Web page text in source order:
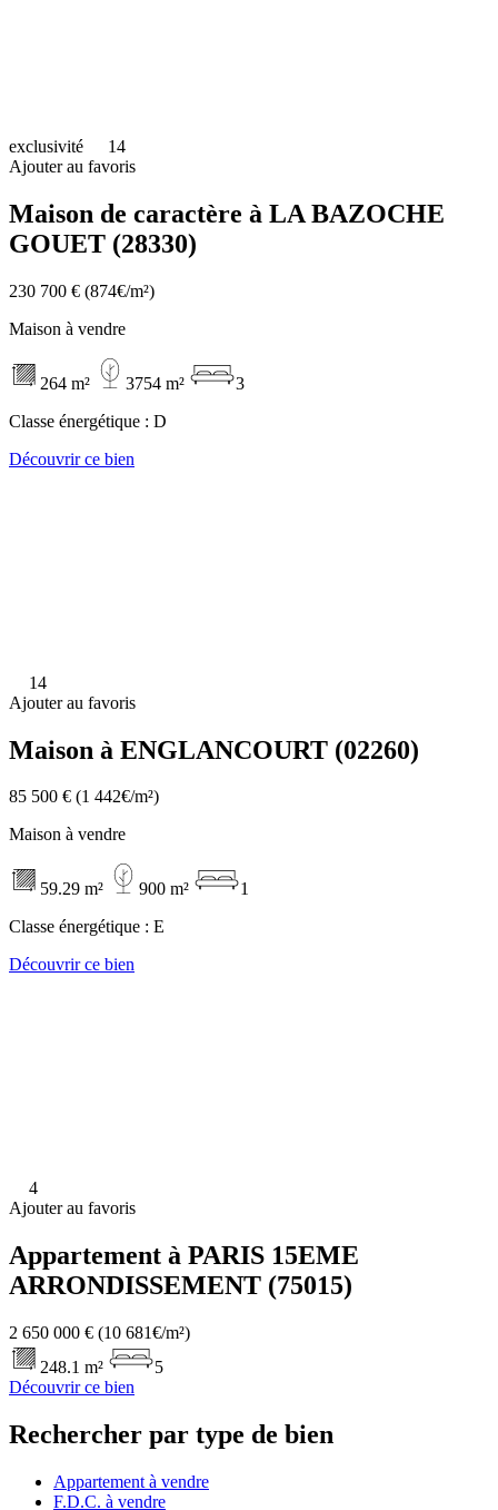
exclusivité
14
Ajouter au favoris
Maison de caractère à LA BAZOCHE
GOUET (28330)
230 700 € (874€/m²)
Maison à vendre
264 m² 3754 m²
3
Classe énergétique : D
Découvrir ce bien
14
Ajouter au favoris
Maison à ENGLANCOURT (02260)
85 500 € (1 442€/m²)
Maison à vendre
59.29 m² 900 m²
1
Classe énergétique : E
Découvrir ce bien
4
Ajouter au favoris
Appartement à PARIS 15EME
ARRONDISSEMENT (75015)
2 650 000 € (10 681€/m²)
248.1 m²
5
Découvrir ce bien
Rechercher par type de bien
Appartement à vendre
F.D.C. à vendre